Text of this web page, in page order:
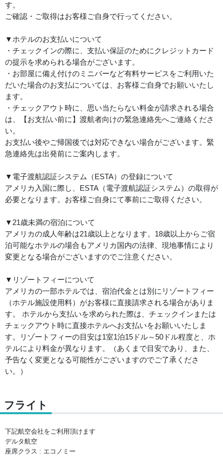
す。
ご確認・ご取得はお客様ご自身で行ってください。
▼ホテルのお支払いについて
・チェックインの際に、支払い保証のためにクレジットカード
の提示を求められる場合がございます。
・お部屋に備え付けのミニバーなど有料サービスをご利用いた
だいた場合のお支払については、お客様ご自身でお願いいたし
ます。
・チェックアウト時に、思い当たらない料金が請求される場合
は、【お支払い前に】渡航者向けの緊急連絡先へご連絡くださ
い。
お支払い後やご帰国後では対応できない場合がございます。緊
急連絡先は出発前にご案内します。
▼電子渡航認証システム（ESTA）の登録について
アメリカ入国に際し、ESTA（電子渡航認証システム）の取得が
必要となります。お客様ご自身にて事前にご取得ください。
▼21歳未満の宿泊について
アメリカの成人年齢は21歳以上となります。18歳以上からご宿
泊可能なホテルの場合もアメリカ国内の法律、現地事情により
変更となる場合がございますのでご注意ください。
▼リゾートフィーについて
アメリカの一部ホテルでは、宿泊代金とは別にリゾートフィー
（ホテル施設使用料）がお客様に直接請求される場合がありま
す。 ホテルから支払いを求められた際は、チェックインまたは
チェックアウト時に直接ホテルへお支払いをお願いいたしま
す。リゾートフィーの目安は1室1泊15ドル～50ドル程度と、ホ
テルにより料金が異なります。（あくまで目安であり、また、
予告なく変更となる可能性がございますのでご了承くださ
い。）
フライト
下記航空会社をご利用頂けます
デルタ航空
座席クラス : エコノミー